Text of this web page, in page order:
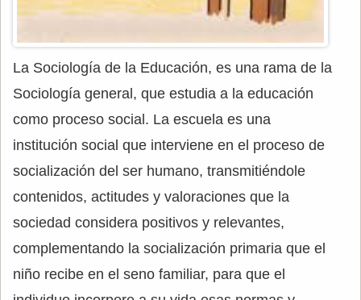
La Sociología de la Educación, es una rama de la
Sociología general, que estudia a la educación
como proceso social. La escuela es una
institución social que interviene en el proceso de
socialización del ser humano, transmitiéndole
contenidos, actitudes y valoraciones que la
sociedad considera positivos y relevantes,
complementando la socialización primaria que el
niño recibe en el seno familiar, para que el